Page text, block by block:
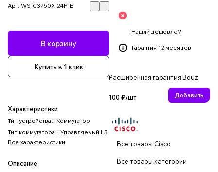
Арт. WS-C3750X-24P-E
В корзину
Купить в 1 клик
Характеристики
Тип устройства : Коммутатор
Тип коммутатора : Управляемый L3
Все характеристики
Описание
Нашли дешевле?
Гарантия 12 месяцев
Расширенная гарантия Bouz
100 ₽/шт Добавить
Все товары Cisco
Все товары категории